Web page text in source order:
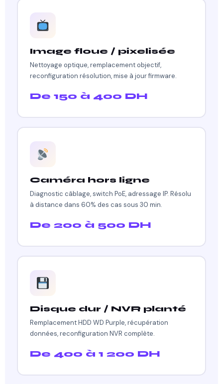
Image floue / pixelisée
Nettoyage optique, remplacement objectif,
reconfiguration résolution, mise à jour firmware.
De 150 à 400 DH
Caméra hors ligne
Diagnostic câblage, switch PoE, adressage IP. Résolu
à distance dans 60% des cas sous 30 min.
De 200 à 500 DH
Disque dur / NVR planté
Remplacement HDD WD Purple, récupération
données, reconfiguration NVR complète.
De 400 à 1 200 DH